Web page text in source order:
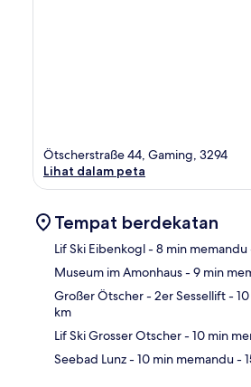
Ötscherstraße 44, Gaming, 3294
Lihat dalam peta
Tempat berdekatan
Lif Ski Eibenkogl- 8 min memandu
Museum im Amonhaus- 9 min
Großer Ötscher - 2er Sessellift-
km
Lif Ski Grosser Otscher- 10 min
Seebad Lunz- 10 min memandu-